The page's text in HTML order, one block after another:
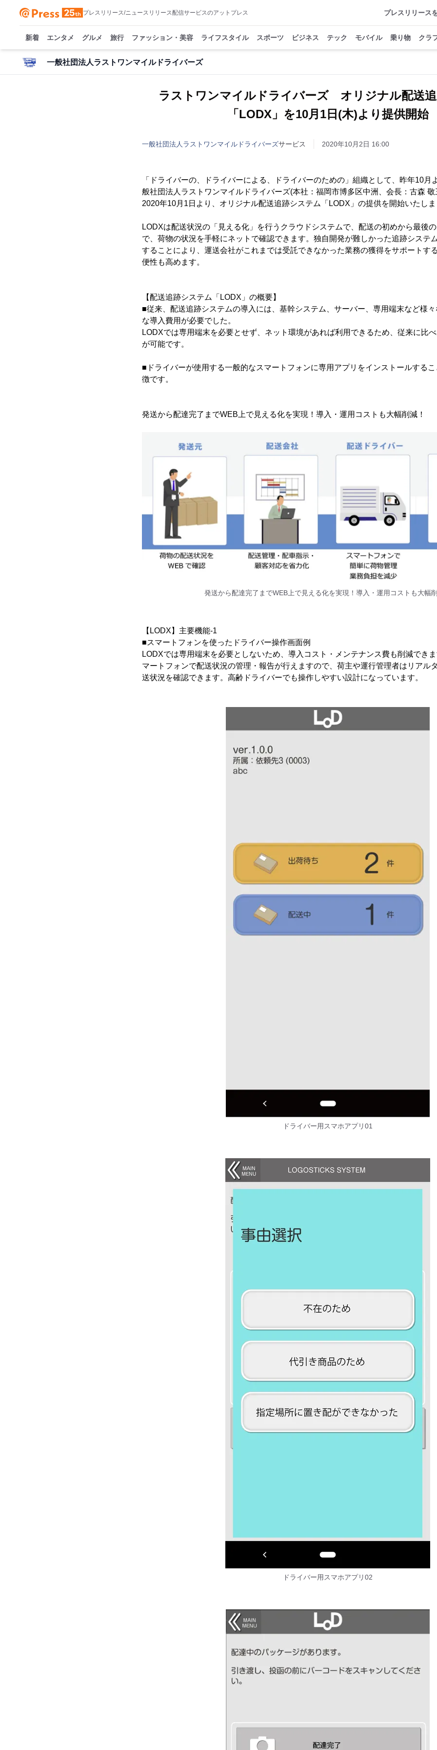
プレスリリース/ニュースリリース配信サービスのアットプレス プレスリリース
新着 エンタメ グルメ 旅行 ファッション・美容 ライフスタイル スポーツ ビジネス テック モバイル 乗り物 クラ
一般社団法人ラストワンマイルドライバーズ
ラストワンマイルドライバーズ オリジナル配送
「LODX」を10月1日(木)より提供開始
一般社団法人ラストワンマイルドライバーズサービス 2020年10月2日 16:00
「ドライバーの、ドライバーによる、ドライバーのための」組織として、昨年10月
般社団法人ラストワンマイルドライバーズ(本社：福岡市博多区中洲、会長：古森 敬
2020年10月1日より、オリジナル配送追跡システム「LODX」の提供を開始いたしま
LODXは配送状況の「見える化」を行うクラウドシステムで、配送の初めから最後
で、荷物の状況を手軽にネットで確認できます。独自開発が難しかった追跡システ
することにより、運送会社がこれまでは受託できなかった業務の獲得をサポートす
便性も高めます。
【配送追跡システム「LODX」の概要】
■従来、配送追跡システムの導入には、基幹システム、サーバー、専用端末など様
な導入費用が必要でした。
LODXでは専用端末を必要とせず、ネット環境があれば利用できるため、従来に比
が可能です。
■ドライバーが使用する一般的なスマートフォンに専用アプリをインストールする
徴です。
発送から配達完了までWEB上で見える化を実現！導入・運用コストも大幅削減！
発送から配達完了までWEB上で見える化を実現！導入・運用コストも大幅削
【LODX】主要機能-1
■スマートフォンを使ったドライバー操作画面例
LODXでは専用端末を必要としないため、導入コスト・メンテナンス費も削減でき
マートフォンで配送状況の管理・報告が行えますので、荷主や運行管理者はリアル
送状況を確認できます。高齢ドライバーでも操作しやすい設計になっています。
ドライバー用スマホアプリ01
ドライバー用スマホアプリ02